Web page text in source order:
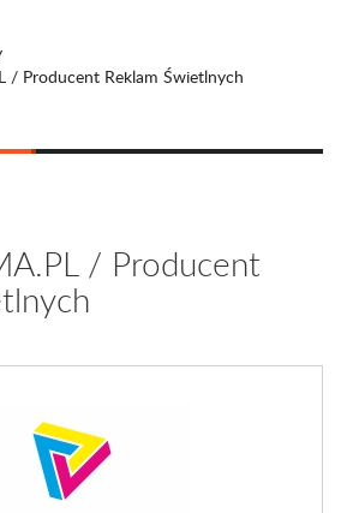
/ Producent Reklam Świetlnych
/ Producent